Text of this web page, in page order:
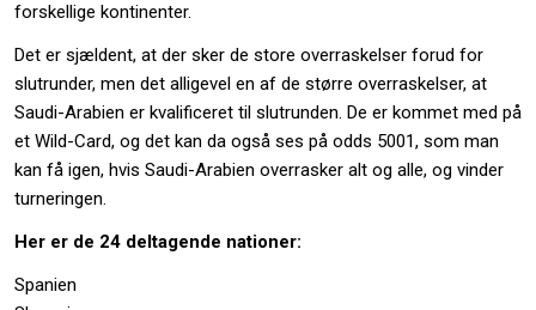
forskellige kontinenter.
Det er sjældent, at der sker de store overraskelser forud for
slutrunder, men det alligevel en af de større overraskelser, at
Saudi-Arabien er kvalificeret til slutrunden. De er kommet med på
et Wild-Card, og det kan da også ses på odds 5001, som man
kan få igen, hvis Saudi-Arabien overrasker alt og alle, og vinder
turneringen.
Her er de 24 deltagende nationer:
Spanien